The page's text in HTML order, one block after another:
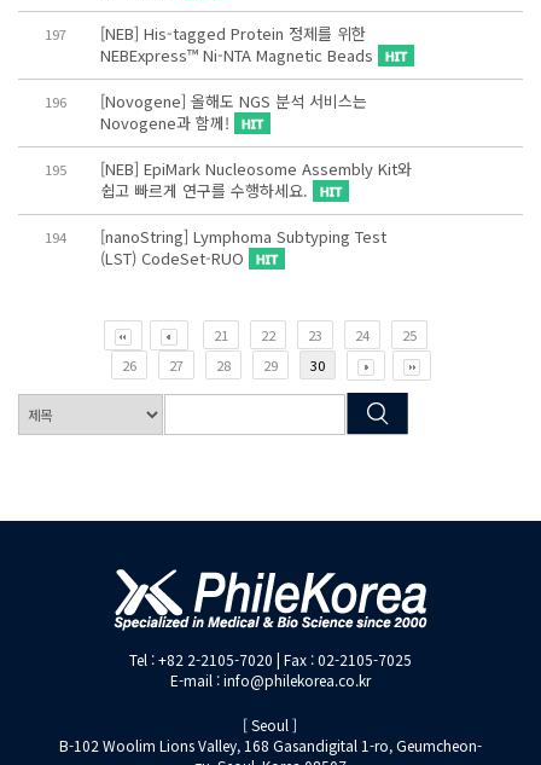
197
[NEB] His-tagged Protein 정제를 위한
NEBExpress™ Ni-NTA Magnetic Beads
196
[Novogene] 올해도 NGS 분석 서비스는
Novogene과 함께!
195
[NEB] EpiMark Nucleosome Assembly Kit와
쉽고 빠르게 연구를 수행하세요.
194
[nanoString] Lymphoma Subtyping Test
(LST) CodeSet-RUO
21 22 23 24
25
26
27 28 29 30
Tel : +82 2-2105-7020 | Fax : 02-2105-7025
E-mail : info@philekorea.co.kr
[ Seoul ]
B-102 Woolim Lions Valley, 168 Gasandigital 1-ro, Geumcheon-